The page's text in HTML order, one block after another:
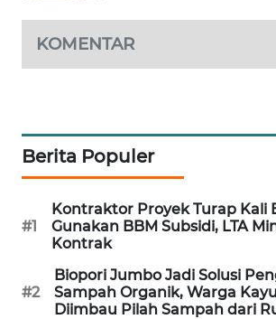
KOMENTAR
Berita Populer
#1
Kontraktor Proyek Turap Kali
Gunakan BBM Subsidi, LTA
Kontrak
#2
Biopori Jumbo Jadi Solusi
Sampah Organik, Warga
Diimbau Pilah Sampah dari
BERAMPU
AKHLAK
PERAPKI
SONYA